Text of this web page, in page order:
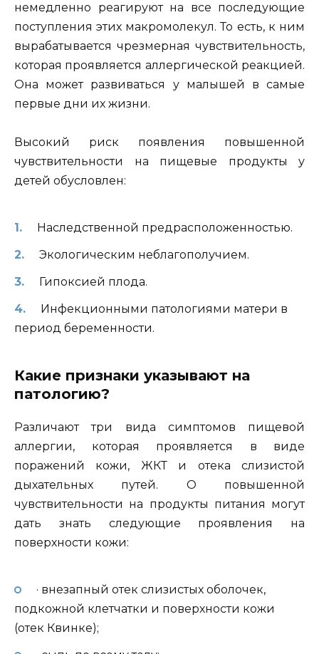
немедленно реагируют на все последующие
поступления этих макромолекул. То есть, к ним
вырабатывается чрезмерная чувствительность,
которая проявляется аллергической реакцией.
Она может развиваться у малышей в самые
первые дни их жизни.
Высокий риск появления повышенной
чувствительности на пищевые продукты у
детей обусловлен:
Наследственной предрасположенностью.
Экологическим неблагополучием.
Гипоксией плода.
Инфекционными патологиями матери в
период беременности.
Какие признаки указывают на
патологию?
Различают три вида симптомов пищевой
аллергии, которая проявляется в виде
поражений кожи, ЖКТ и отека слизистой
дыхательных путей. О повышенной
чувствительности на продукты питания могут
дать знать следующие проявления на
поверхности кожи:
· внезапный отек слизистых оболочек,
подкожной клетчатки и поверхности кожи
(отек Квинке);